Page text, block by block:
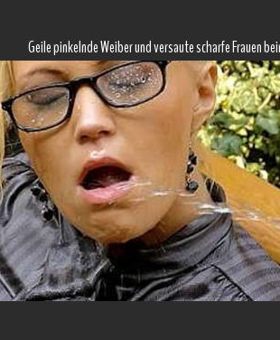
Geile pinkelnde Weiber und versaute scharfe Frauen